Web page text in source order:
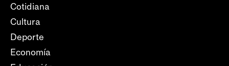
Cotidiana
Cultura
Deporte
Economía